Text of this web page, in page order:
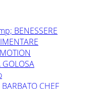
BENESSERE
GOLOSA
CHEF